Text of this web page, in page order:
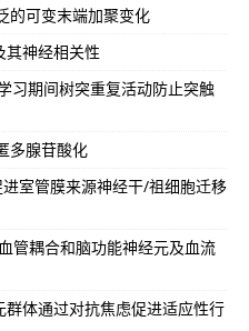
的可变末端加聚变化
其神经相关性
习期间树突重复活动防止突触
多腺苷酸化
室管膜来源神经干/祖细胞迁移
管耦合和脑功能神经元及血流
体通过对抗焦虑促进适应性行